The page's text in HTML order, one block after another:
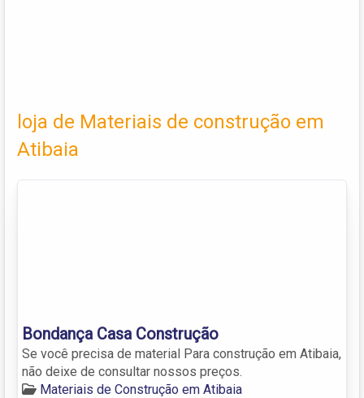
loja de Materiais de construção em
Atibaia
Bondança Casa Construção
Se você precisa de material Para construção em Atibaia,
não deixe de consultar nossos preços.
Materiais de Construção em Atibaia